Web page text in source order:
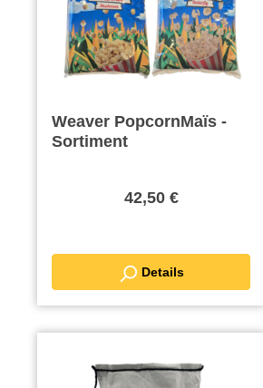
Weaver PopcornMaïs -
Sortiment
42,50 €
Details